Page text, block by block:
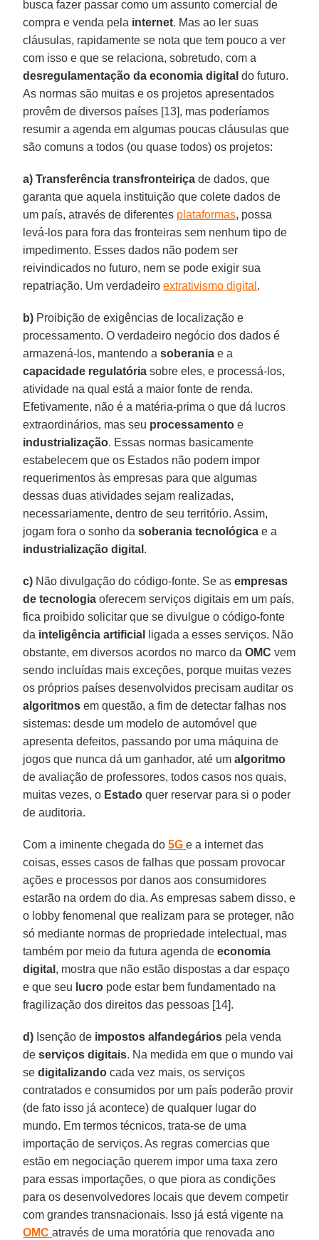
busca fazer passar como um assunto comercial de
compra e venda pela internet. Mas ao ler suas
cláusulas, rapidamente se nota que tem pouco a ver
com isso e que se relaciona, sobretudo, com a
desregulamentação da economia digital do futuro.
As normas são muitas e os projetos apresentados
provêm de diversos países [13], mas poderíamos
resumir a agenda em algumas poucas cláusulas que
são comuns a todos (ou quase todos) os projetos:
a) Transferência transfronteiriça de dados, que
garanta que aquela instituição que colete dados de
um país, através de diferentes plataformas, possa
levá-los para fora das fronteiras sem nenhum tipo de
impedimento. Esses dados não podem ser
reivindicados no futuro, nem se pode exigir sua
repatriação. Um verdadeiroextrativismo digital .
b) Proibição de exigências de localização e
processamento. O verdadeiro negócio dos dados é
armazená-los, mantendo asoberania e a
capacidade regulatória sobre eles, e processá-los,
atividade na qual está a maior fonte de renda.
Efetivamente, não é a matéria-prima o que dá lucros
extraordinários, mas seu processamento e
industrialização. Essas normas basicamente
estabelecem que os Estados não podem impor
requerimentos às empresas para que algumas
dessas duas atividades sejam realizadas,
necessariamente, dentro de seu território. Assim,
jogam fora o sonho dasoberania tecnológica e a
industrialização digital .
c) Não divulgação do código-fonte. Se asempresas
de tecnologia oferecem serviços digitais em um país,
fica proibido solicitar que se divulgue o código-fonte
da inteligência artificial
ligada a esses serviços. Não
obstante, em diversos acordos no marco daOMC vem
sendo incluídas mais exceções, porque muitas vezes
os próprios países desenvolvidos precisam auditar os
algoritmos em questão, a fim de detectar falhas nos
sistemas: desde um modelo de automóvel que
apresenta defeitos, passando por uma máquina de
jogos que nunca dá um ganhador, até umalgoritmo
de avaliação de professores, todos casos nos quais,
muitas vezes, o Estado quer reservar para si o poder
de auditoria.
Com a iminente chegada do5G e a internet das
coisas, esses casos de falhas que possam provocar
ações e processos por danos aos consumidores
estarão na ordem do dia. As empresas sabem disso, e
o lobby fenomenal que realizam para se proteger, não
só mediante normas de propriedade intelectual, mas
também por meio da futura agenda deeconomia
digital , mostra que não estão dispostas a dar espaço
e que seu lucro pode estar bem fundamentado na
fragilização dos direitos das pessoas [14].
d) Isenção de impostos alfandegários pela venda
deserviços digitais. Na medida em que o mundo vai
sedigitalizando cada vez mais, os serviços
contratados e consumidos por um país poderão provir
(de fato isso já acontece) de qualquer lugar do
mundo. Em termos técnicos, trata-se de uma
importação de serviços. As regras comercias que
estão em negociação querem impor uma taxa zero
para essas importações, o que piora as condições
para os desenvolvedores locais que devem competir
com grandes transnacionais. Isso já está vigente na
OMC através de uma moratória que renovada ano